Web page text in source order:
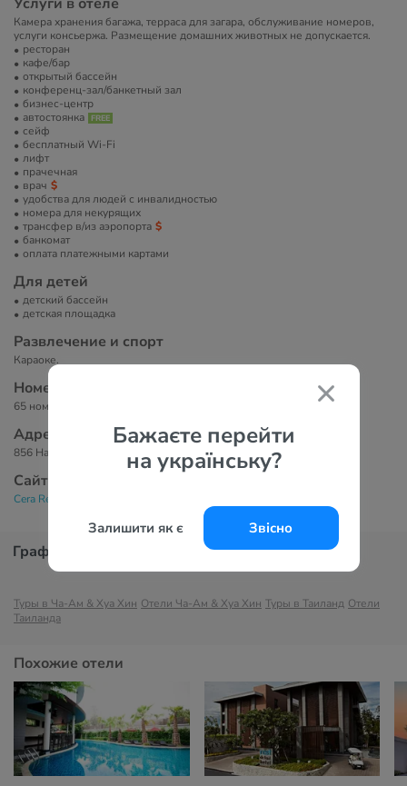
Бажаєте перейти
на українську?
Залишити як є Звісно
Камера хранения багажа, терраса для загара, обслуживание номеров,
услуги консьержа. Размещение домашних животных не допускается.
ресторан
кафе/бар
открытый бассейн
конференц-зал/банкетный зал
бизнес-центр
автостоянка
сейф
бесплатный Wi-Fi
лифт
прачечная
врач
удобства для людей с инвалидностью
номера для некурящих
трансфер в/из аэропорта
банкомат
оплата платежными картами
Для детей
детский бассейн
детская площадка
Развлечение и спорт
Караоке.
Номера
65 номеров.
Адрес
856 Haad Sooksamer Road, Cha-am, Phetchaburi, 76120
Сайт
Cera Resort 4*
График цен
Туры в Ча-Ам & Хуа Хин Отели Ча-Ам & Хуа Хин Туры в Таиланд Отели
Таиланда
Похожие отели